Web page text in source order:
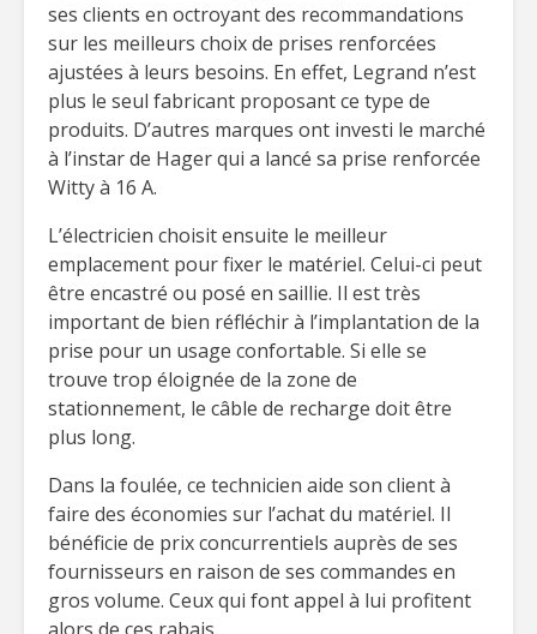
ses clients en octroyant des recommandations
sur les meilleurs choix de prises renforcées
ajustées à leurs besoins. En effet, Legrand n’est
plus le seul fabricant proposant ce type de
produits. D’autres marques ont investi le marché
à l’instar de Hager qui a lancé sa prise renforcée
Witty à 16 A.
L’électricien choisit ensuite le meilleur
emplacement pour fixer le matériel. Celui-ci peut
être encastré ou posé en saillie. Il est très
important de bien réfléchir à l’implantation de la
prise pour un usage confortable. Si elle se
trouve trop éloignée de la zone de
stationnement, le câble de recharge doit être
plus long.
Dans la foulée, ce technicien aide son client à
faire des économies sur l’achat du matériel. Il
bénéficie de prix concurrentiels auprès de ses
fournisseurs en raison de ses commandes en
gros volume. Ceux qui font appel à lui profitent